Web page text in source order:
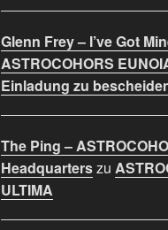
Glenn Frey – I’ve Got
ASTROCOHORS
Einladung zu
The Ping –
Headquarterszu
ULTIMA